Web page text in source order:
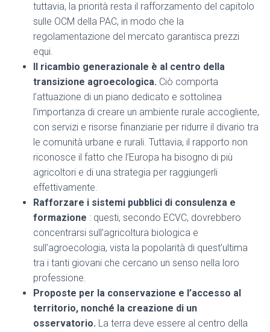
tuttavia, la priorità resta il rafforzamento del capitolo
sulle OCM della PAC, in modo che la
regolamentazione del mercato garantisca prezzi
equi.
Il ricambio generazionale è al centro della
transizione agroecologica. Ciò comporta
l’attuazione di un piano dedicato e sottolinea
l’importanza di creare un ambiente rurale accogliente,
con servizi e risorse finanziarie per ridurre il divario tra
le comunità urbane e rurali. Tuttavia, il rapporto non
riconosce il fatto che l’Europa ha bisogno di più
agricoltori e di una strategia per raggiungerli
effettivamente.
Rafforzare i sistemi pubblici di consulenza e
formazione : questi, secondo ECVC, dovrebbero
concentrarsi sull’agricoltura biologica e
sull’agroecologia, vista la popolarità di quest’ultima
tra i tanti giovani che cercano un senso nella loro
professione.
Proposte per la conservazione e l’accesso al
territorio, nonché la creazione di un
osservatorio. La terra deve essere al centro della